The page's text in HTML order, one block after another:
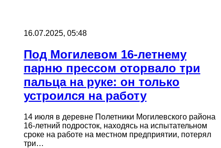
16.07.2025, 05:48
Под Могилевом 16-летнему
парню прессом оторвало три
пальца на руке: он только
устроился на работу
14 июля в деревне Полетники Могилевского района
16-летний подросток, находясь на испытательном
сроке на работе на местном предприятии, потерял
три…